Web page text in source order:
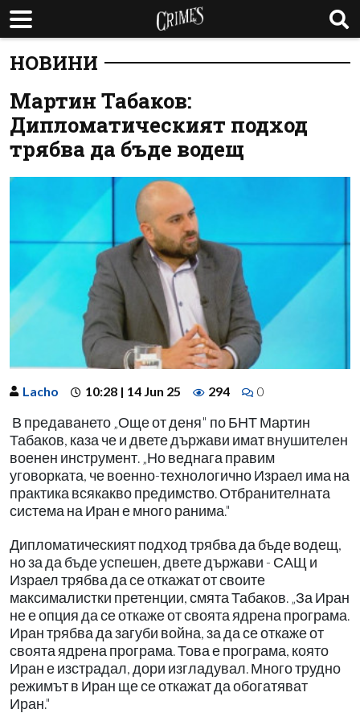
НОВИНИ
Мартин Табаков:
Дипломатическият подход
трябва да бъде водещ
Lacho 10:28 | 14 Jun 25 294 0
В предаването „Още от деня" по БНТ Мартин
Табаков, каза че и двете държави имат внушителен
военен инструмент. „Но веднага правим
уговорката, че военно-технологично Израел има на
практика всякакво предимство. Отбранителната
система на Иран е много ранима."
Дипломатическият подход трябва да бъде водещ,
но за да бъде успешен, двете държави - САЩ и
Израел трябва да се откажат от своите
максималистки претенции, смята Табаков. „За Иран
не е опция да се откаже от своята ядрена програма.
Иран трябва да загуби война, за да се откаже от
своята ядрена програма. Това е програма, която
Иран е изстрадал, дори изгладувал. Много трудно
режимът в Иран ще се откажат да обогатяват
Иран."